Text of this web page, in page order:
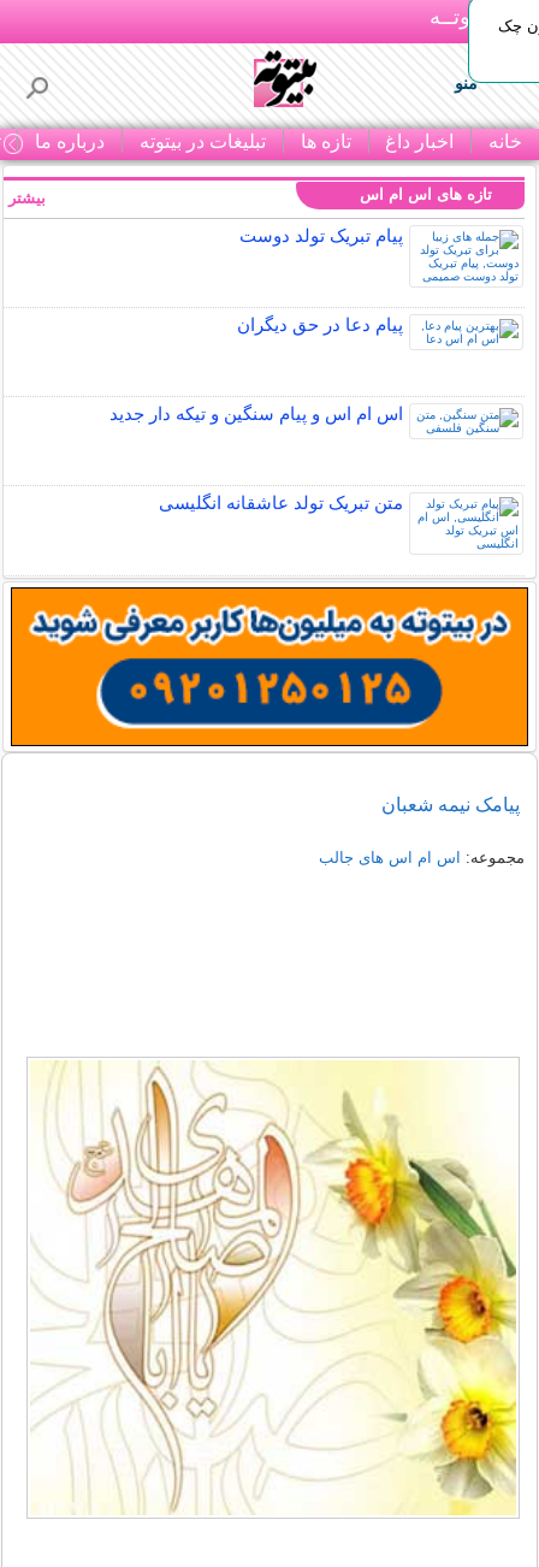
بـیتوتــه
منو
خانه اخبار داغ تازه ها تبلیغات در بیتوته درباره ما
چک
تازه های اس ام اس
پیام تبریک تولد دوست
پیام دعا در حق دیگران
اس ام اس و پیام سنگین و تیکه دار جدید
متن تبریک تولد عاشقانه انگلیسی
بیشتر
پیامک نیمه شعبان
مجموعه: اس ام اس های جالب